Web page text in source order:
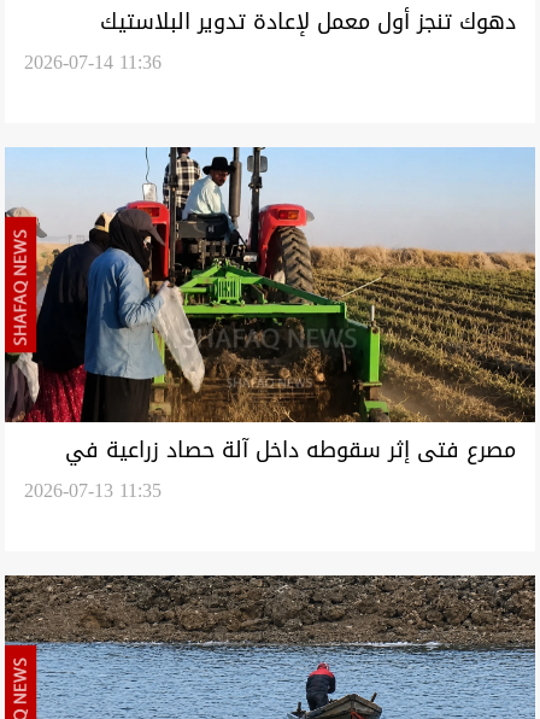
دهوك تنجز أول معمل لإعادة تدوير البلاستيك
2026-07-14 11:36
مصرع فتى إثر سقوطه داخل آلة حصاد زراعية في
2026-07-13 11:35